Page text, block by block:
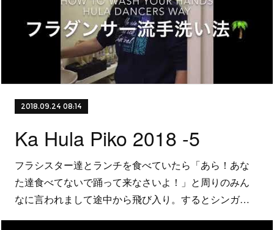
2018.09.24 08:14
Ka Hula Piko 2018 -5
フラシスター達とランチを食べていたら「あら！あな
た達食べてないで踊って来なさいよ！」と周りのみん
なに言われまして途中から飛び入り。するとシンガ…